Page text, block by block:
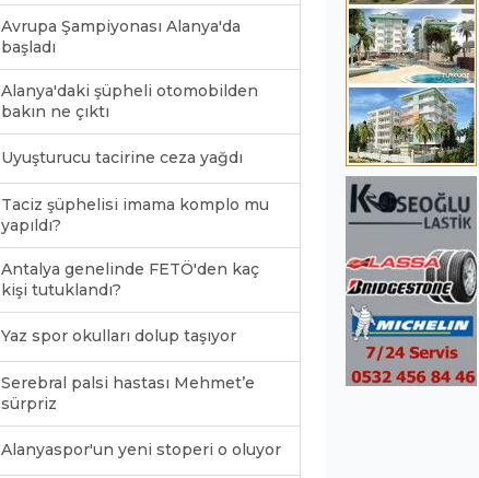
Avrupa Şampiyonası Alanya'da
başladı
Alanya'daki şüpheli otomobilden
bakın ne çıktı
Uyuşturucu tacirine ceza yağdı
Taciz şüphelisi imama komplo mu
yapıldı?
Antalya genelinde FETÖ'den kaç
kişi tutuklandı?
Yaz spor okulları dolup taşıyor
Serebral palsi hastası Mehmet’e
sürpriz
Alanyaspor'un yeni stoperi o oluyor